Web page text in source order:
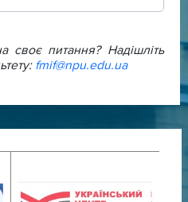
своє питання? Надішліть
fmif@npu.edu.ua